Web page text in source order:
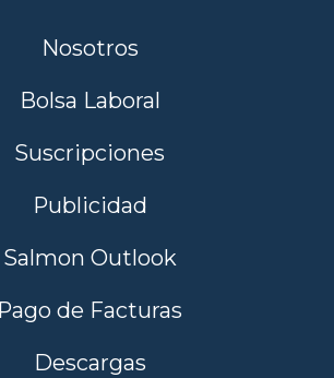
Nosotros
Bolsa Laboral
Suscripciones
Publicidad
Salmon Outlook
Pago de Facturas
Descargas